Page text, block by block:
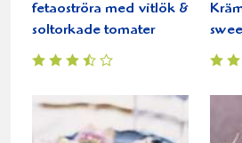
fetaoströra med vitlök &
soltorkade tomater